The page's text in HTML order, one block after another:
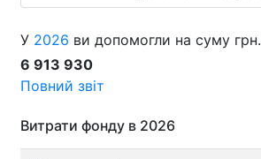
У 2026 ви допомогли на суму грн.
6 913 930
Повний звіт
Витрати фонду в 2026